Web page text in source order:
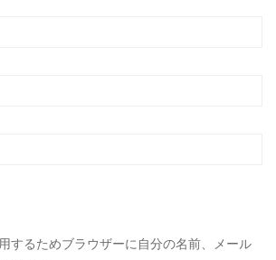
するためブラウザーに自分の名前、メール